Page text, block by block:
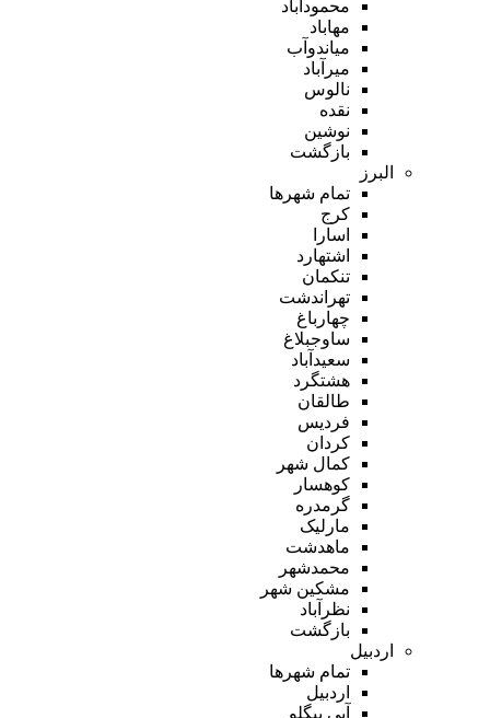
محمودآباد
مهاباد
میاندوآب
میرآباد
نالوس
نقده
نوشین
بازگشت
البرز
تمام شهر‌ها
کرج
اسارا
اشتهارد
تنکمان
تهراندشت
چهارباغ
ساوجبلاغ
سعیدآباد
هشتگرد
طالقان
فردیس
کردان
کمال شهر
کوهسار
گرمدره
مارلیک
ماهدشت
محمدشهر
مشکین شهر
نظرآباد
بازگشت
اردبیل
تمام شهر‌ها
اردبیل
آبی بیگلو